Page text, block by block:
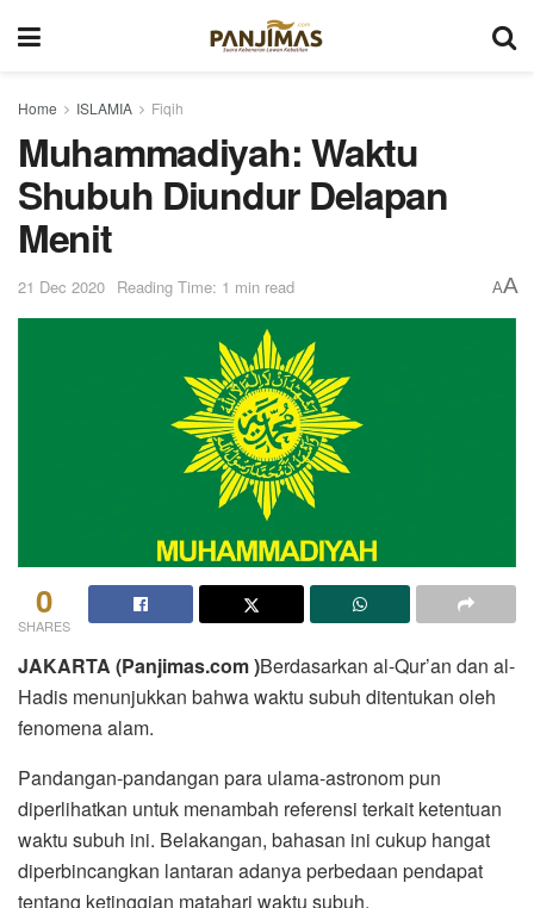
Home ISLAMIA Fiqih
Muhammadiyah: Waktu
Shubuh Diundur Delapan
Menit
21 Dec 2020 Reading Time: 1 min read AA
0
SHARES
JAKARTA (Panjimas.com )Berdasarkan al-Qur’an dan al-
Hadis menunjukkan bahwa waktu subuh ditentukan oleh
fenomena alam.
Pandangan-pandangan para ulama-astronom pun
diperlihatkan untuk menambah referensi terkait ketentuan
waktu subuh ini. Belakangan, bahasan ini cukup hangat
diperbincangkan lantaran adanya perbedaan pendapat
tentang ketinggian matahari waktu subuh.